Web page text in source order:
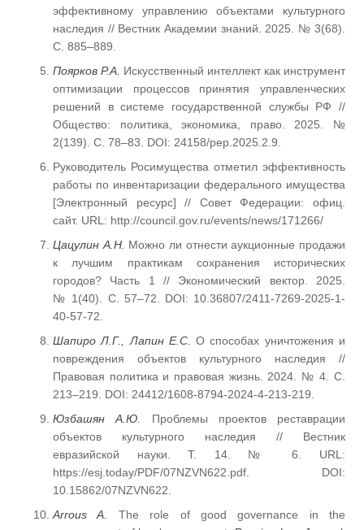
эффективному управлению объектами культурного
наследия // Вестник Академии знаний. 2025. № 3(68).
С. 885–889.
Поярков Р.А. Искусственный интеллект как инструмент
оптимизации процессов принятия управленческих
решений в системе государственной службы РФ //
Общество: политика, экономика, право. 2025. №
2(139). С. 78–83. DOI: 24158/pep.2025.2.9.
Руководитель Росимущества отметил эффективность
работы по инвентаризации федерального имущества
[Электронный ресурс] // Совет Федерации: офиц.
сайт. URL: http://council.gov.ru/events/news/171266/
Цацулин А.Н. Можно ли отнести аукционные продажи
к лучшим практикам сохранения исторических
городов? Часть 1 // Экономический вектор. 2025.
№ 1(40). С. 57–72. DOI: 10.36807/2411-7269-2025-1-
40-57-72.
Шапиро Л.Г., Лапин Е.С.
О способах уничтожения и
повреждения объектов культурного наследия //
Правовая политика и правовая жизнь. 2024. № 4. С.
213–219. DOI: 24412/1608-8794-2024-4-213-219.
Юзбашян А.Ю.
Проблемы проектов реставрации
объектов культурного наследия // Вестник
евразийской науки. Т. 14. № 6. URL:
https://esj.today/PDF/07NZVN622.pdf. DOI:
10.15862/07NZVN622.
Arrous A.
The role of good governance in the